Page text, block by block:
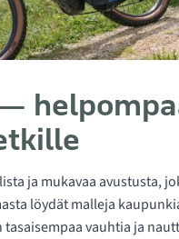
ja mukavaa avustusta,
löydät malleja
vauhtia ja